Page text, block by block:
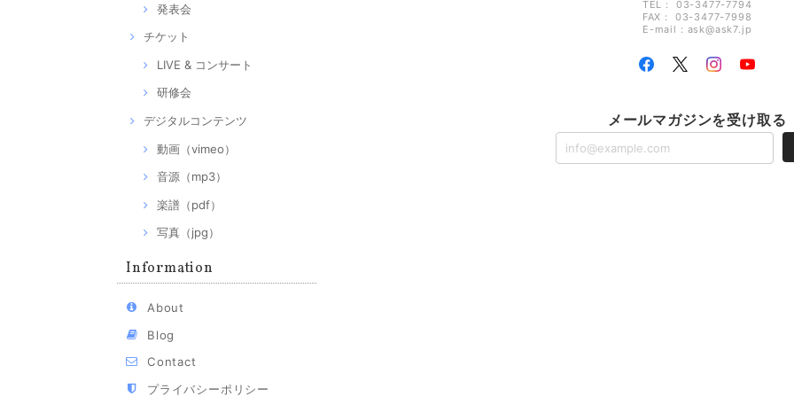
発表会
チケット
LIVE & コンサート
研修会
デジタルコンテンツ
動画（vimeo）
音源（mp3）
楽譜（pdf）
写真（jpg）
Information
About
Blog
Contact
プライバシーポリシー
TEL： 03-3477-7794
FAX： 03-3477-7998
E-mail： ask@ask7.jp
メールマガジンを受け取る